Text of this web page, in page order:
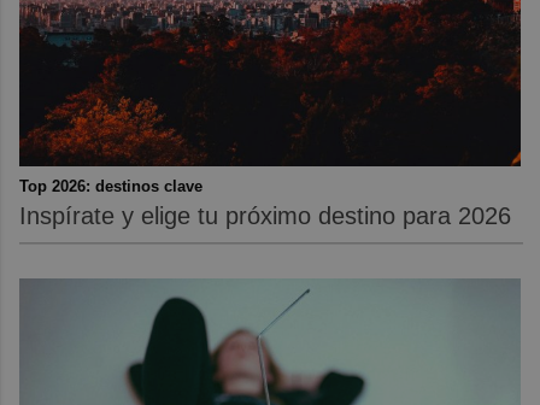
Top 2026: destinos clave
Inspírate y elige tu próximo destino para 2026